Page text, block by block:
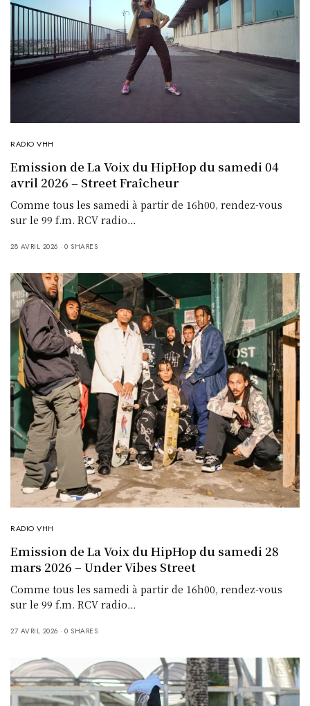
RADIO VHH
Emission de La Voix du HipHop du samedi 04
avril 2026 – Street Fraîcheur
Comme tous les samedi à partir de 16h00, rendez-vous
sur le 99 f.m. RCV radio…
28 AVRIL 2026 0 SHARES
RADIO VHH
Emission de La Voix du HipHop du samedi 28
mars 2026 – Under Vibes Street
Comme tous les samedi à partir de 16h00, rendez-vous
sur le 99 f.m. RCV radio…
27 AVRIL 2026 0 SHARES